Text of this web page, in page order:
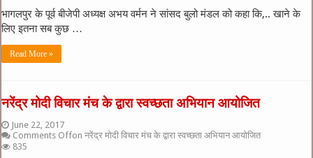
भागलपुर के पूर्व बीजेपी अध्यक्ष अभय वर्मन ने सांसद बुलो मंडल को कहा कि,.. खाने के
लिए इतना सब कुछ …
Read More »
नरेंद्र मोदी विचार मंच के द्वारा स्वच्छता अभियान आयोजित
June 22, 2017
Comments Offon नरेंद्र मोदी विचार मंच के द्वारा स्वच्छता अभियान आयोजित
835